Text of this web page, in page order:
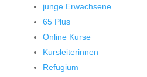
junge Erwachsene
65 Plus
Online Kurse
Kursleiterinnen
Refugium